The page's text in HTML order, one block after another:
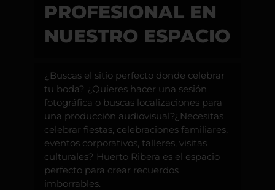
PROFESIONAL EN
NUESTRO ESPACIO
¿Buscas el sitio perfecto donde celebrar
tu boda? ¿Quieres hacer una sesión
fotográfica o buscas localizaciones para
una producción audiovisual?¿Necesitas
celebrar fiestas, celebraciones familiares,
eventos corporativos, talleres, visitas
culturales? Huerto Ribera es el espacio
perfecto para crear recuerdos
imborrables.